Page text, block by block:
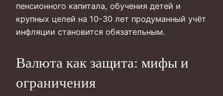
пенсионного капитала, обучения детей и
крупных целей на 10-30 лет продуманный учёт
инфляции становится обязательным.
Валюта как защита: мифы и
ограничения